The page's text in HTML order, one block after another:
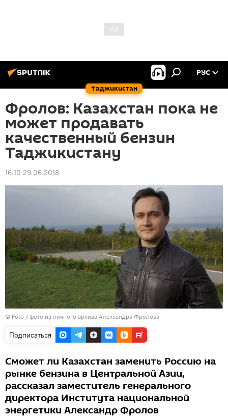
Таджикистан
РУС
Фролов: Казахстан пока не
может продавать
качественный бензин
Таджикистану
16:10 29.06.2018
© Foto / фото из личного архива Александра Фролова
Подписаться
Сможет ли Казахстан заменить Россию на
рынке бензина в Центральной Азии,
рассказал заместитель генерального
директора Института национальной
энергетики Александр Фролов